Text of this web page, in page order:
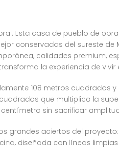
Esta casa de pueblo de
conservadas del sureste
calidades premium,
la experiencia de
108 metros cuadrados
que multiplica la
sin sacrificar
grandes aciertos del
diseñada con líneas